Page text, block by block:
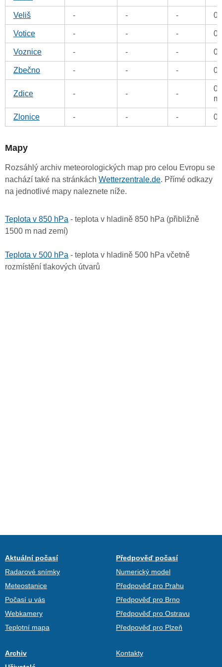
Veliš - - - 0
Votice - - - 0
Voznice - - - 0
Zbečno - - - 0
Zdice - - -
Zlonice - - - 0
Mapy
Rozsáhlý archiv meteorologických map pro celou Evropu se
nachází také na stránkách Wetterzentrale.de. Přímé odkazy
na jednotlivé mapy naleznete níže.
Teplota v 850 hPa - teplota v hladině 850 hPa (přibližně
1500 m nad zemí)
Teplota v 500 hPa - teplota v hladině 500 hPa včetně
rozmístění tlakových útvarů
Aktuální počasí
Radarové snímky
Meteostanice
Počasí u vás
Webkamery
Teplotní mapa
Předpověď počasí
Numerický model
Předpověď pro Prahu
Předpověď pro Brno
Předpověď pro Ostravu
Předpověď pro Plzeň
Archiv
Kontakty